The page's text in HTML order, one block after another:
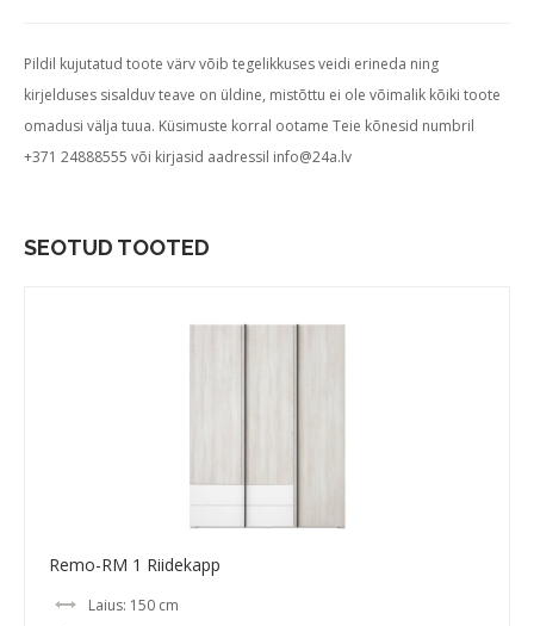
Pildil kujutatud toote värv võib tegelikkuses veidi erineda ning
kirjelduses sisalduv teave on üldine, mistõttu ei ole võimalik kõiki toote
omadusi välja tuua. Küsimuste korral ootame Teie kõnesid numbril
+371 24888555 või kirjasid aadressil info@24a.lv
SEOTUD TOOTED
Remo-RM 1 Riidekapp
Laius: 150 cm